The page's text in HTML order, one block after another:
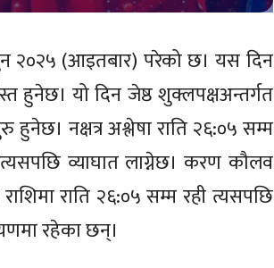
२०२५ (आइतबार) परेको छ। यस दिन
हुनेछ। यो दिन जेष्ठ शुक्लपक्षअन्तर्गत
हुनेछ। नक्षत्र अश्लेषा राति २६:०५ सम्म
व्याघात लाग्नेछ। करण कौलव
राति २६:०५ सम्म रही त्यसपछि
रहेका छन्।